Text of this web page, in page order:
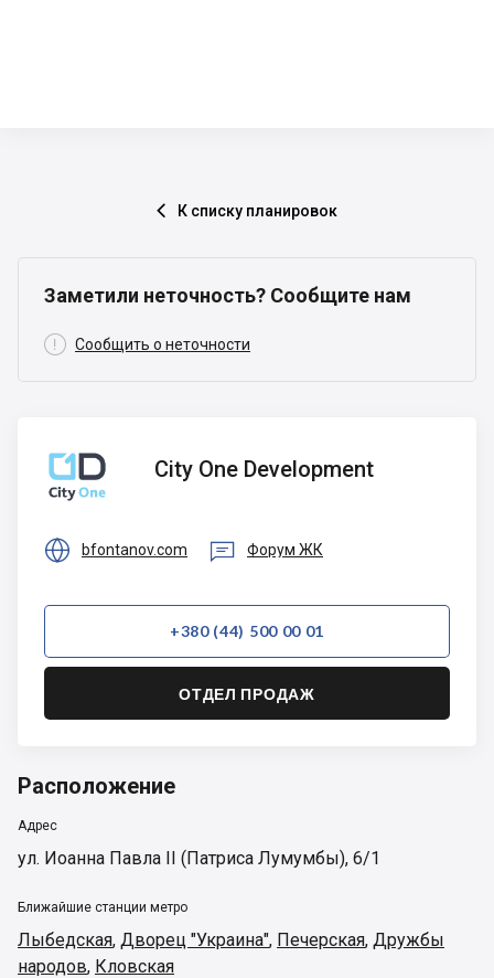
 К списку планировок
Заметили неточность? Сообщите нам
 Сообщить о неточности
City One
Development
City One Development
 bfontanov.com  Форум ЖК
+380 (44) 500 00 01
ОТДЕЛ ПРОДАЖ
Расположение
Адрес
ул. Иоанна Павла ІІ (Патриса Лумумбы), 6/1
Ближайшие станции метро
Лыбедская, Дворец "Украина", Печерская, Дружбы
народов, Кловская